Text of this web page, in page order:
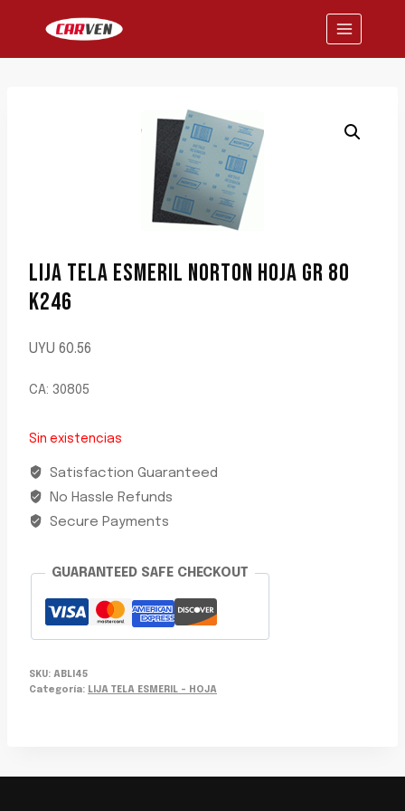
contenido
LIJA TELA ESMERIL NORTON HOJA GR 80
K246
UYU 60.56
CA: 30805
Sin existencias
Satisfaction Guaranteed
No Hassle Refunds
Secure Payments
GUARANTEED SAFE CHECKOUT
SKU: ABLI45
Categoría: LIJA TELA ESMERIL - HOJA